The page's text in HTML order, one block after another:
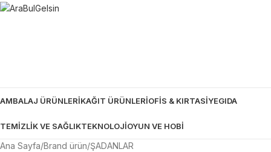
AMBALAJ ÜRÜNLERİKAĞIT ÜRÜNLERİOFİS & KIRTASİYEGIDA
TEMİZLİK VE SAĞLIKTEKNOLOJİOYUN VE HOBİ
Ana Sayfa Brand ürün ŞADANLAR